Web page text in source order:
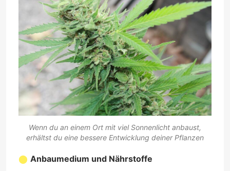
Wenn du an einem Ort mit viel Sonnenlicht anbaust,
erhältst du eine bessere Entwicklung deiner Pflanzen
Anbaumedium und Nährstoffe